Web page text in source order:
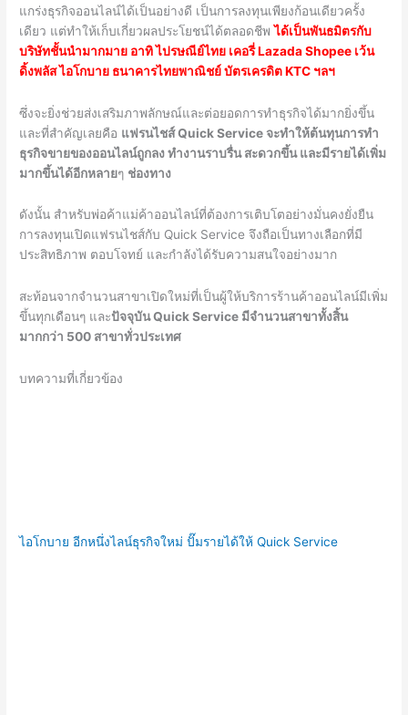
แกร่งธุรกิจออนไลน์ได้เป็นอย่างดี เป็นการลงทุนเพียงก้อนเดียวครั้ง
เดียว แต่ทำให้เก็บเกี่ยวผลประโยชน์ได้ตลอดชีพได้เป็นพันธมิตรกับ
บริษัทชั้นนำมากมาย อาทิ ไปรษณีย์ไทย เคอรี่Lazada Shopee เว้น
ดิ้งพลัส ไอโกบาย ธนาคารไทยพาณิชย์ บัตรเครดิต KTC ฯลฯ
ซึ่งจะยิ่งช่วยส่งเสริมภาพลักษณ์และต่อยอดการทำธุรกิจได้มากยิ่งขึ้น
และที่สำคัญเลยคือ แฟรนไชส์Quick Serviceจะทำให้ต้นทุนการทำ
ธุรกิจขายของออนไลน์ถูกลง ทำงานราบรื่น สะดวกขึ้น และมีรายได้เพิ่ม
มากขึ้นได้อีกหลายๆ ช่องทาง
ดังนั้น สำหรับพ่อค้าแม่ค้าออนไลน์ที่ต้องการเติบโตอย่างมั่นคงยั่งยืน
การลงทุนเปิดแฟรนไชส์กับ Quick Serviceจึงถือเป็นทางเลือกที่มี
ประสิทธิภาพ ตอบโจทย์ และกำลังได้รับความสนใจอย่างมาก
สะท้อนจากจำนวนสาขาเปิดใหม่ที่เป็นผู้ให้บริการร้านค้าออนไลน์มีเพิ่ม
ขึ้นทุกเดือนๆ และปัจจุบันQuick Service มีจำนวนสาขาทั้งสิ้น
มากกว่า 500 สาขาทั่วประเทศ
บทความที่เกี่ยวข้อง
ไอโกบาย อีกหนึ่งไลน์ธุรกิจใหม่ ปั๊มรายได้ให้ Quick Service